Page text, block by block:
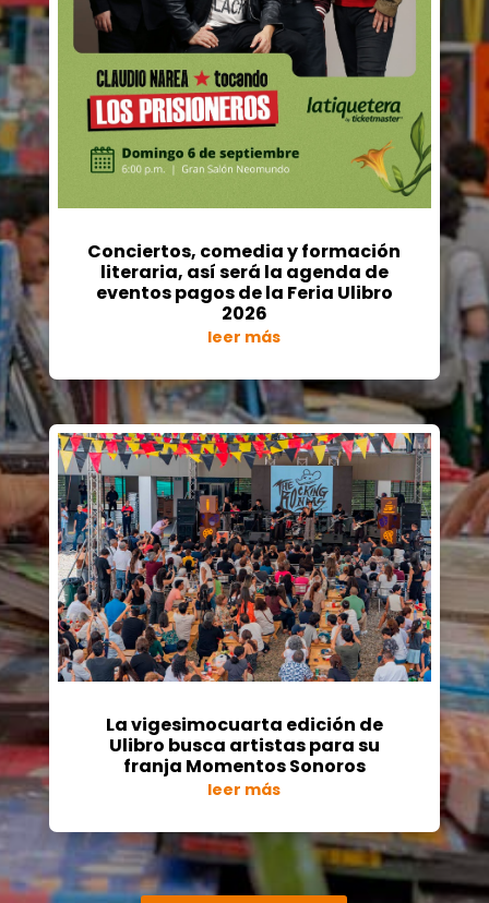
Conciertos, comedia y formación
literaria, así será la agenda de
eventos pagos de la Feria Ulibro
2026
leer más
La vigesimocuarta edición de
Ulibro busca artistas para su
franja Momentos Sonoros
leer más